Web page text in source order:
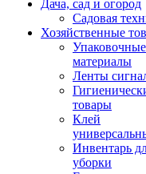
Дача, сад и огород
Садовая
Хозяйственные
Упаковочные
материалы
Ленты
товары
Клей
Инвентарь
уборки